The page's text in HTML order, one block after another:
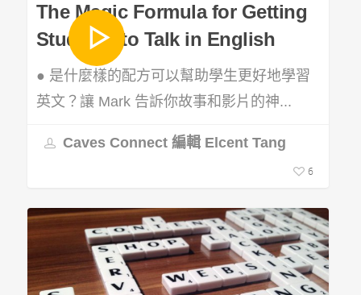
The Magic Formula for Getting
Students to Talk in English
● 是什麼樣的配方可以幫助學生更好地學習
英文？讓 Mark 告訴你故事和影片的神...
Caves Connect 編輯 Elcent Tang
6